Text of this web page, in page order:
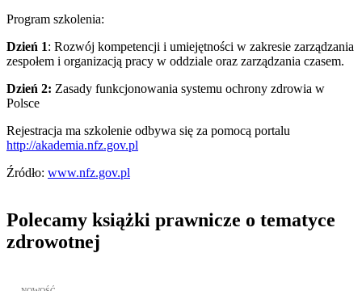
Program szkolenia:
Dzień 1: Rozwój kompetencji i umiejętności w zakresie zarządzania
zespołem i organizacją pracy w oddziale oraz zarządzania czasem.
Dzień 2: Zasady funkcjonowania systemu ochrony zdrowia w
Polsce
Rejestracja ma szkolenie odbywa się za pomocą portalu
http://akademia.nfz.gov.pl
Źródło: www.nfz.gov.pl
Polecamy książki prawnicze o tematyce
zdrowotnej